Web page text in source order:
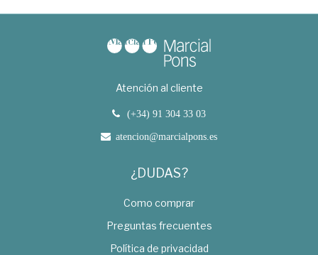
Atención al cliente
(+34) 91 304 33 03
atencion@marcialpons.es
¿DUDAS?
Como comprar
Preguntas frecuentes
Política de privacidad